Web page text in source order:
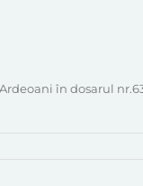
în dosarul